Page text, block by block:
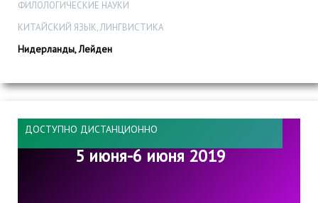
ФИЛОЛОГИЧЕСКИЕ НАУКИ
КИТАЙСКИЙ ЯЗЫК, ЛИНГВИСТИКА
Нидерланды, Лейден
ДОСТУПНО ДИСТАНЦИОННО
5 июня-6 июня 2019